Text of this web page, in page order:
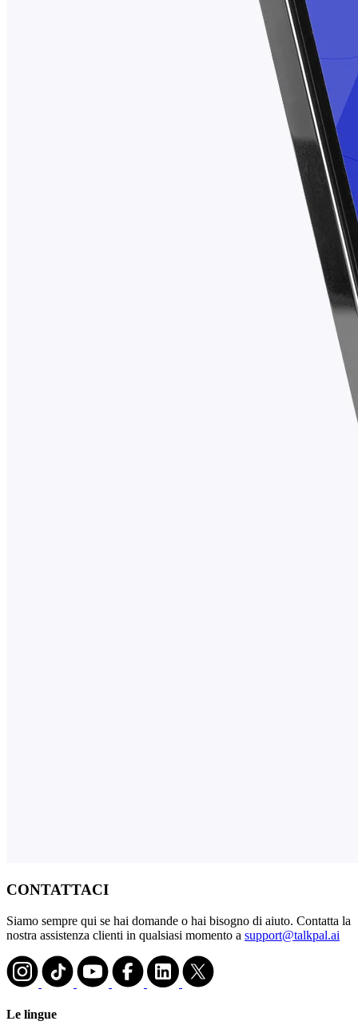
CONTATTACI
Siamo sempre qui se hai domande o hai bisogno di aiuto. Contatta la
nostra assistenza clienti in qualsiasi momento a support@talkpal.ai
Le lingue